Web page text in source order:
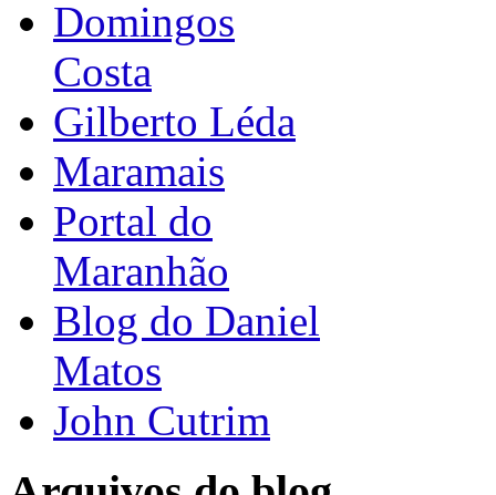
Domingos
Costa
Gilberto Léda
Maramais
Portal do
Maranhão
Blog do Daniel
Matos
John Cutrim